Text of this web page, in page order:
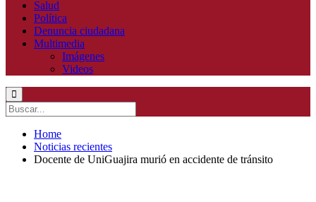
Salud
Política
Denuncia ciudadana
Multimedia
Imágenes
Videos
Home
Noticias recientes
Docente de UniGuajira murió en accidente de tránsito